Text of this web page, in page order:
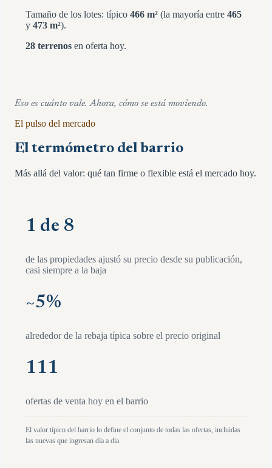
Tamaño de los lotes: típico 466 m² (la mayoría entre 465
y 473 m²).
28 terrenos en oferta hoy.
Eso es cuánto vale. Ahora, cómo se está moviendo.
El pulso del mercado
El termómetro del barrio
Más allá del valor: qué tan firme o flexible está el mercado hoy.
1 de 8
de las propiedades ajustó su precio desde su publicación,
casi siempre a la baja
~5%
alrededor de la rebaja típica sobre el precio original
111
ofertas de venta hoy en el barrio
El valor típico del barrio lo define el conjunto de todas las ofertas, incluidas
las nuevas que ingresan día a día.